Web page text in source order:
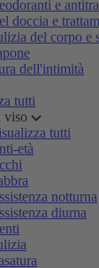
e
doccia e
del corpo e
dell'intimità
tutti
viso
tutti
età
notturna
diurna